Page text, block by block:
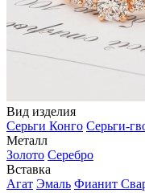
Вид изделия
Серьги Конго Серьги-
Металл
Золото Серебро
Вставка
Агат Эмаль Фианит